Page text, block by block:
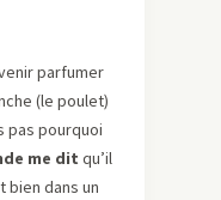
parfumer
(le poulet)
pas pourquoi
me dit qu’il
bien dans un